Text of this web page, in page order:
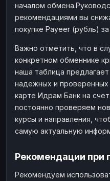
началом
рекомендациями вы
покупке Payeer (рубль) за
Важно отметить, что в
конкретном обменнике
наша таблица
надежных и проверенных
карте Идрам Банк на
постоянно проверяем
курсы и направления,
самую актуальную
Рекомендации при
Рекомендуем